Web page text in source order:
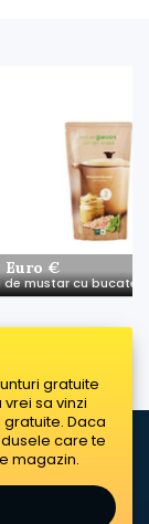
Euro €
gratuite
sa vinzi
Daca
care te
magazin.